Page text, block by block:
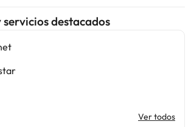
destacados
Ver todos